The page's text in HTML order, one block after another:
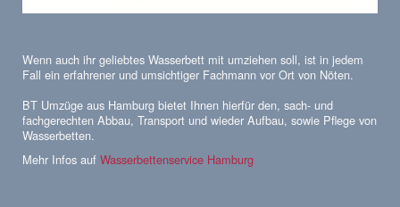
Wenn auch ihr geliebtes Wasserbett mit umziehen soll, ist in jedem
Fall ein erfahrener und umsichtiger Fachmann vor Ort von Nöten.
BT Umzüge aus Hamburg bietet Ihnen hierfür den, sach- und
fachgerechten Abbau, Transport und wieder Aufbau, sowie Pflege von
Wasserbetten.
Mehr Infos auf Wasserbettenservice Hamburg